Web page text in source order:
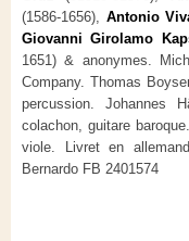
(1586-1656), Antonio
Giovanni Girolamo
1651) & anonymes.
Company. Thomas
percussion. Johannes
colachon, guitare
viole.
Livret en
Bernardo FB 2401574